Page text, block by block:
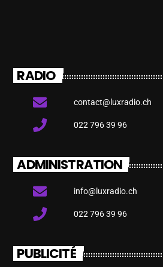
RADIO
contact@luxradio.ch
022 796 39 96
ADMINISTRATION
info@luxradio.ch
022 796 39 96
PUBLICITÉ